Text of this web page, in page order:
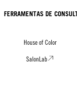
FERRAMENTAS DE
House of Color
SalonLab